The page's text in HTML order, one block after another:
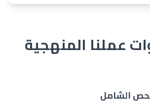
عملنا المنهجية
الشامل